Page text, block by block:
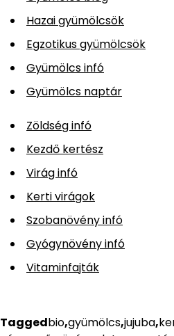
Hazai gyümölcsök
Egzotikus gyümölcsök
Gyümölcs infó
Gyümölcs naptár
Zöldség infó
Kezdő kertész
Virág infó
Kerti virágok
Szobanövény infó
Gyógynövény infó
Vitaminfajták
Taggedbio,gyümölcs,jujuba,